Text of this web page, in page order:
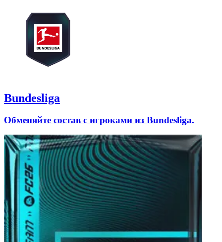
Bundesliga
Обменяйте состав с игроками из Bundesliga.